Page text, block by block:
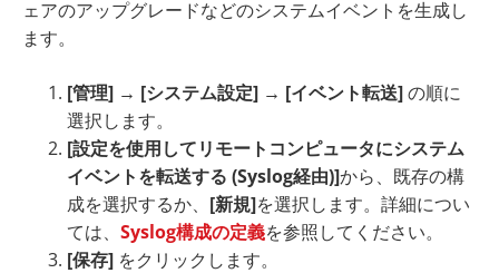
ェアのアップグレードなどのシステムイベントを生成し
ます。
[管理] → [システム設定] → [イベント転送]の順に
選択します。
[設定を使用してリモートコンピュータにシステム
イベントを転送する (Syslog経由)]から、既存の構
成を選択するか、 [新規]を選択します。詳細につい
ては、 Syslog構成の定義を参照してください。
[保存] をクリックします。